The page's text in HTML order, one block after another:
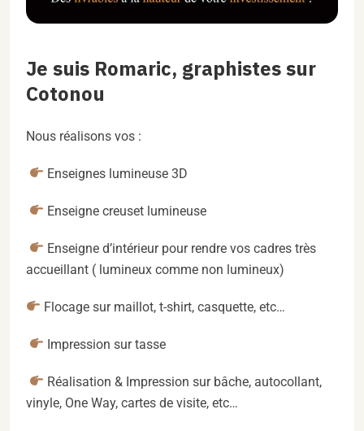
Je suis Romaric, graphistes sur
Cotonou
Nous réalisons vos :
Enseignes lumineuse 3D
Enseigne creuset lumineuse
Enseigne d’intérieur pour rendre vos cadres très
accueillant ( lumineux comme non lumineux)
Flocage sur maillot, t-shirt, casquette, etc…
Impression sur tasse
Réalisation & Impression sur bâche, autocollant,
vinyle, One Way, cartes de visite, etc…